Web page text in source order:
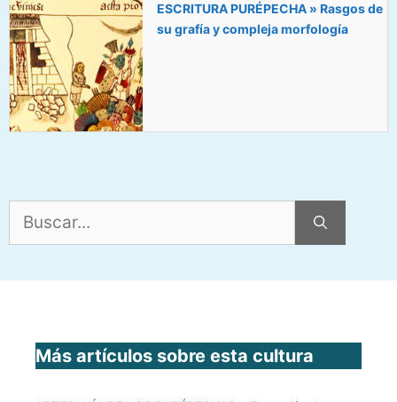
ESCRITURA PURÉPECHA » Rasgos de
su grafía y compleja morfología
Más artículos sobre esta cultura